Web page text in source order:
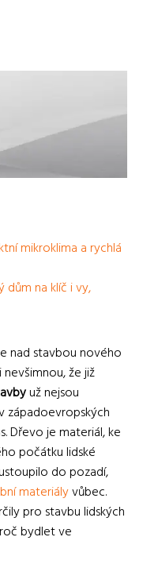
mikroklima a rychlá
na klíč i vy,
nad stavbou nového
že již
už nejsou
západoevropských
Dřevo je materiál, ke
počátku lidské
do pozadí,
materiályvůbec.
pro stavbu lidských
bydlet ve